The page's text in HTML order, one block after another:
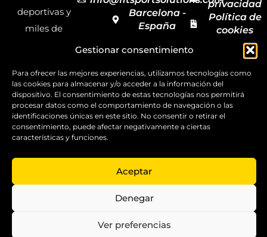
Gestionar consentimiento
Para ofrecer las mejores experiencias, utilizamos tecnologías como
las cookies para almacenar y/o acceder a la información del
dispositivo. El consentimiento de estas tecnologías nos permitirá
procesar datos como el comportamiento de navegación o las
identificaciones únicas en este sitio. No consentir o retirar el
consentimiento, puede afectar negativamente a ciertas
características y funciones.
Aceptar
Denegar
Ver preferencias
deportivas y
miles de
deportivos
para todas las
disciplinas,
garantizando
la calidad y el
servicio.
Copyright ©
Solutions
Barcelona -
España
de contacto
privacidad
Política de
cookies
Mapa del
sitio